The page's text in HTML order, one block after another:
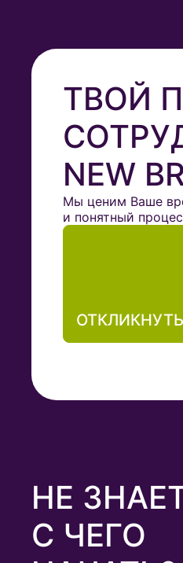
ТВОЙ
NEW
Мы ценим Ваше
и понятный
НЕ
С ЧЕГО